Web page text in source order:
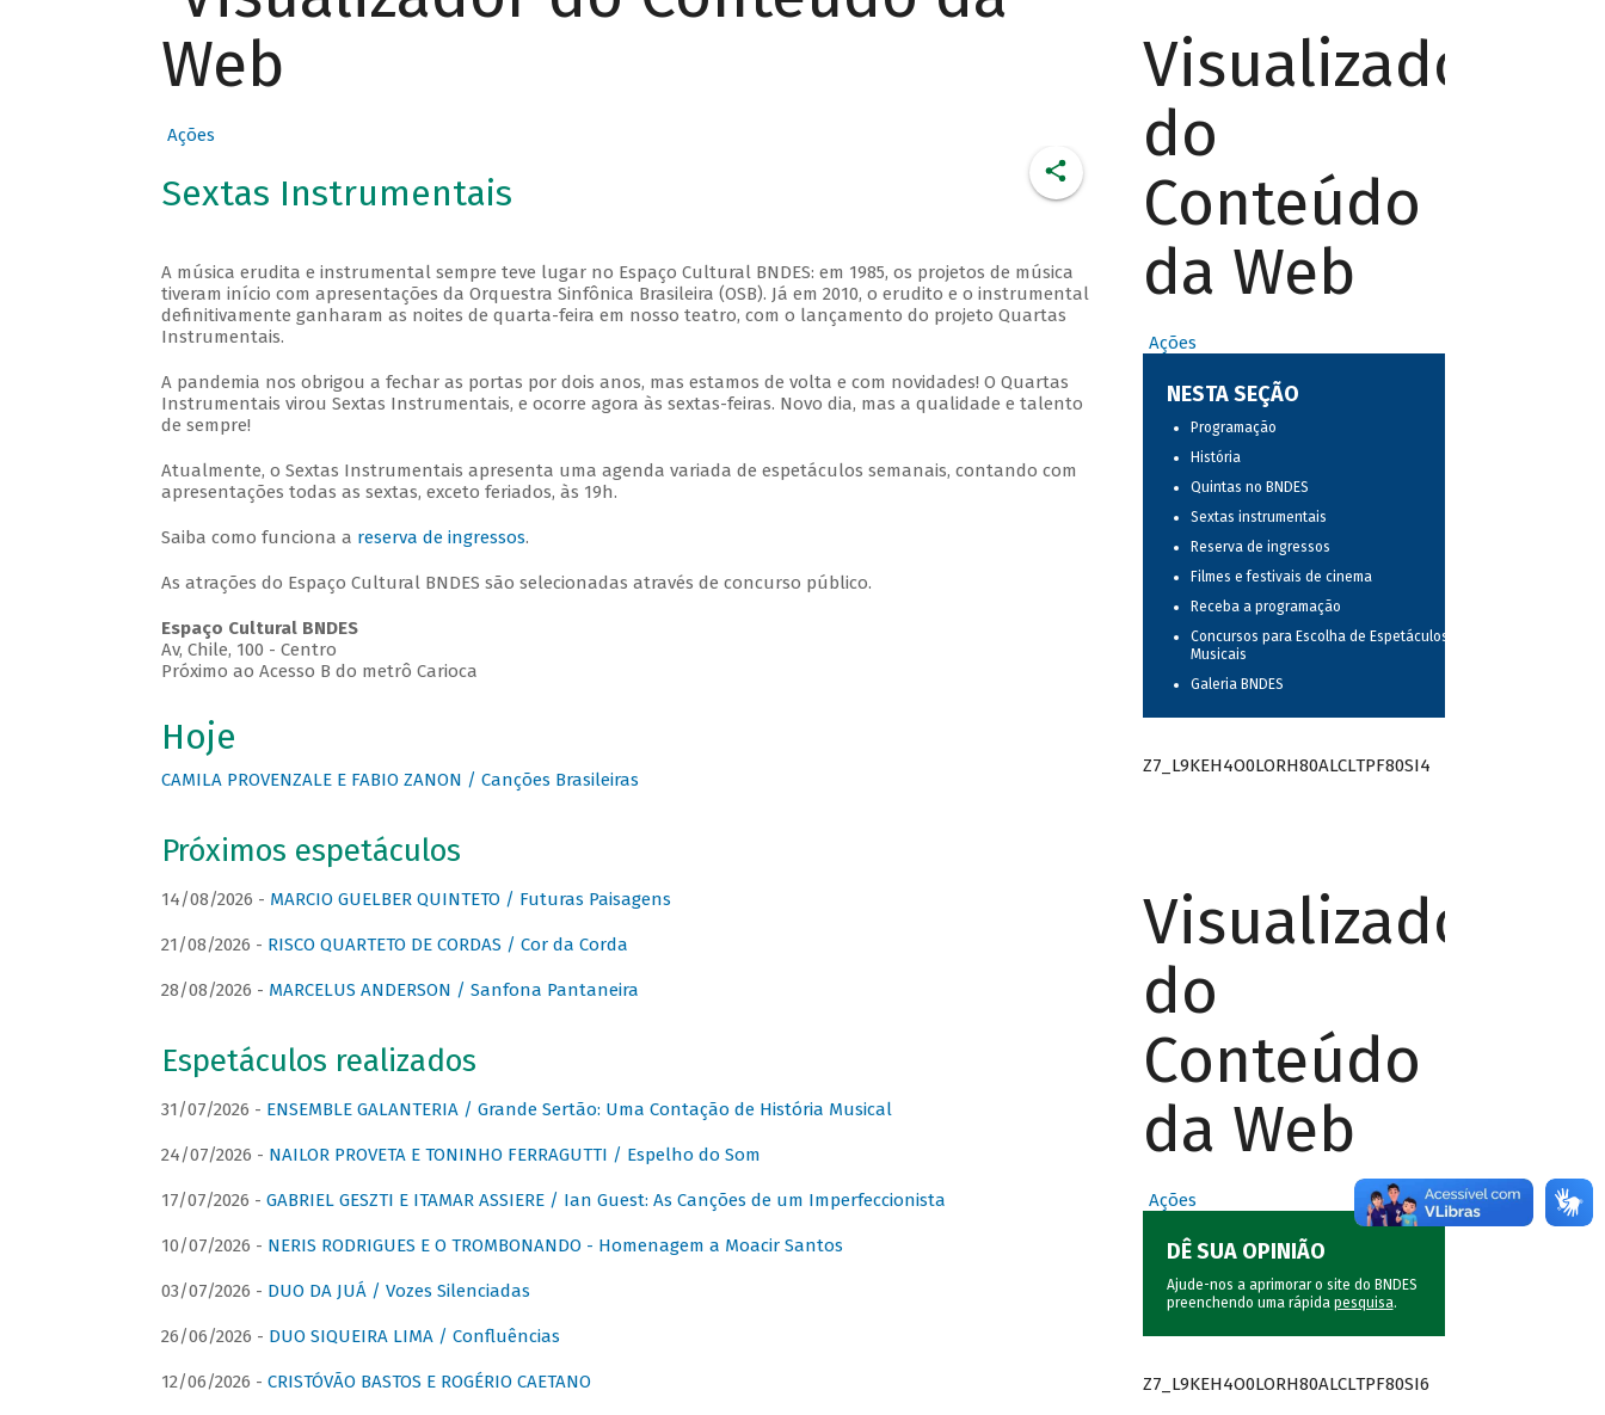
Web
Ações
Sextas Instrumentais
A música erudita e instrumental sempre teve lugar no Espaço Cultural BNDES: em 1985, os projetos de música
tiveram início com apresentações da Orquestra Sinfônica Brasileira (OSB). Já em 2010, o erudito e o instrumental
definitivamente ganharam as noites de quarta-feira em nosso teatro, com o lançamento do projeto Quartas
Instrumentais.
A pandemia nos obrigou a fechar as portas por dois anos, mas estamos de volta e com novidades! O Quartas
Instrumentais virou Sextas Instrumentais, e ocorre agora às sextas-feiras. Novo dia, mas a qualidade e talento
de sempre!
Atualmente, o Sextas Instrumentais apresenta uma agenda variada de espetáculos semanais, contando com
apresentações todas as sextas, exceto feriados, às 19h.
Saiba como funciona a reserva de ingressos.
As atrações do Espaço Cultural BNDES são selecionadas através de concurso público.
Espaço Cultural BNDES
Av, Chile, 100 - Centro
Próximo ao Acesso B do metrô Carioca
Hoje
CAMILA PROVENZALE E FABIO ZANON / Canções Brasileiras
Próximos espetáculos
14/08/2026 - MARCIO GUELBER QUINTETO / Futuras Paisagens
21/08/2026 - RISCO QUARTETO DE CORDAS / Cor da Corda
28/08/2026 - MARCELUS ANDERSON / Sanfona Pantaneira
Espetáculos realizados
31/07/2026 - ENSEMBLE GALANTERIA / Grande Sertão: Uma Contação de História Musical
24/07/2026 - NAILOR PROVETA E TONINHO FERRAGUTTI / Espelho do Som
17/07/2026 - GABRIEL GESZTI E ITAMAR ASSIERE / Ian Guest: As Canções de um Imperfeccionista
10/07/2026 - NERIS RODRIGUES E O TROMBONANDO - Homenagem a Moacir Santos
03/07/2026 - DUO DA JUÁ / Vozes Silenciadas
26/06/2026 - DUO SIQUEIRA LIMA / Confluências
12/06/2026 - CRISTÓVÃO BASTOS E ROGÉRIO CAETANO
Visualizador
do
Conteúdo
da Web
Ações
NESTA SEÇÃO
Programação
História
Quintas no BNDES
Sextas instrumentais
Reserva de ingressos
Filmes e festivais de cinema
Receba a programação
Concursos para Escolha de Espetáculos
Musicais
Galeria BNDES
Z7_L9KEH4O0LORH80ALCLTPF80SI4
Visualizador
do
Conteúdo
da Web
Ações
DÊ SUA OPINIÃO
Ajude-nos a aprimorar o site do BNDES
preenchendo uma rápida pesquisa.
Z7_L9KEH4O0LORH80ALCLTPF80SI6